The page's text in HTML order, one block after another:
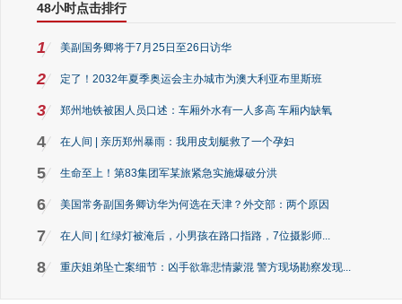
48小时点击排行
1 美副国务卿将于7月25日至26日访华
2 定了！2032年夏季奥运会主办城市为澳大利亚布里斯班
3 郑州地铁被困人员口述：车厢外水有一人多高 车厢内缺氧
4 在人间 | 亲历郑州暴雨：我用皮划艇救了一个孕妇
5 生命至上！第83集团军某旅紧急实施爆破分洪
6 美国常务副国务卿访华为何选在天津？外交部：两个原因
7 在人间 | 红绿灯被淹后，小男孩在路口指路，7位摄影师...
8 重庆姐弟坠亡案细节：凶手欲靠悲情蒙混 警方现场勘察发现...